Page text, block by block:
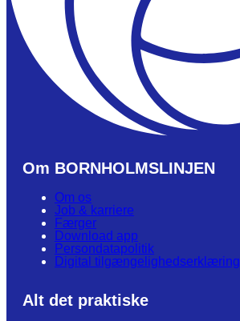
Om BORNHOLMSLINJEN
Om os
Job & karriere
Færger
Download app
Persondatapolitik
Digital tilgængelighedserklæring
Alt det praktiske